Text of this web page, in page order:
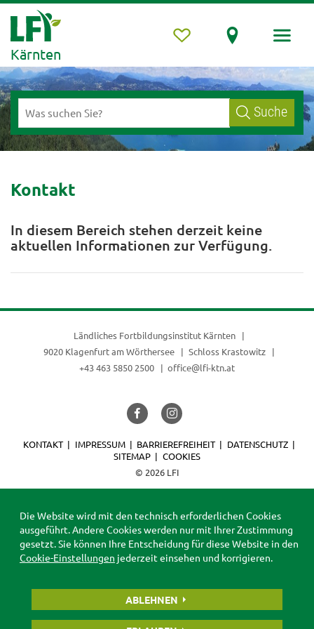
Kärnten
Suche
Kontakt
In diesem Bereich stehen derzeit keine
aktuellen Informationen zur Verfügung.
Ländliches Fortbildungsinstitut Kärnten
9020 Klagenfurt am Wörthersee
Schloss Krastowitz
+43 463 5850 2500
office@lfi-ktn.at
© 2026 LFI
KONTAKT IMPRESSUM BARRIEREFREIHEIT
DATENSCHUTZ
SITEMAP
COOKIES
Die Website wird mit den technisch erforderlichen Cookies
ausgeführt. Andere Cookies werden nur mit Ihrer Zustimmung
gesetzt. Sie können Ihre Entscheidung für diese Website in den
Cookie-Einstellungen jederzeit einsehen und korrigieren.
ABLEHNEN